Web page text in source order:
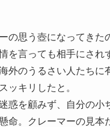
の思う壺になってきた
を言っても相手にされ
外のうるさい人たちに
ッキリしたと。
惑を顧みず、自分の小
命。クレーマーの見本